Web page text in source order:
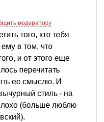
модератору
того, кто тебя
в том, что
и от этого еще
перечитать
ее смыслю. И
стиль - на
(больше люблю